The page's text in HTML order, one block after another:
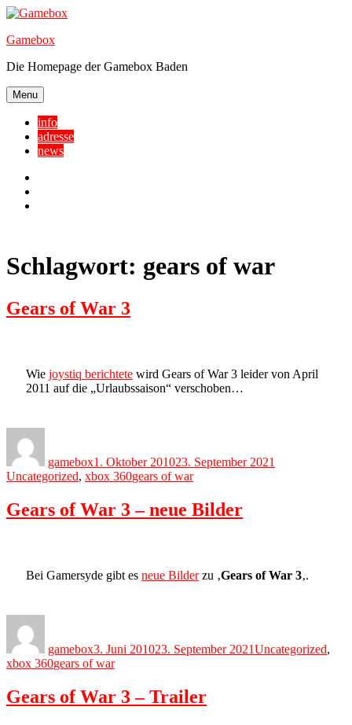
Skip
content
Gamebox
Die Homepage der Gamebox Baden
Menu
info
adresse
news
Schlagwort: gears of war
Gears of War 3
Wie joystiq berichtete wird Gears of War 3 leider von April
2011 auf die „Urlaubssaison“ verschoben…
gamebox1. Oktober 201023. September 2021
Uncategorized, xbox 360Tags
gears of war
Gears of War 3 – neue Bilder
Bei Gamersyde gibt es neue Bilderzu ‚Gears of War 3‚.
gamebox3. Juni 201023. September 2021Uncategorized,
xbox 360Tags
gears of war
Gears of War 3 – Trailer